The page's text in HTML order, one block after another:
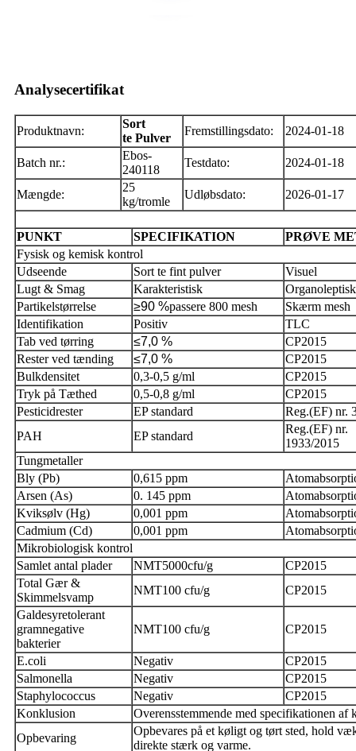
Analysecertifikat
Produktnavn:
Sort
te Pulver
Fremstillingsdato: 2024-01-18
Batch nr.:
Ebos-
240118
Testdato: 2024-01-18
Mængde:
25
kg/tromle
Udløbsdato: 2026-01-17
PUNKT SPECIFIKATION PRØVE
Fysisk og kemisk kontrol
Udseende
Sort te fint pulver
Visuel
Lugt & Smag
Karakteristisk
Organoleptisk
Partikelstørrelse
≥90 %passere 800 mesh
Skærm mesh
Identifikation
Positiv
TLC
Tab ved tørring
≤7,0 %
CP2015
Rester ved tænding
≤7,0 %
CP2015
Bulkdensitet
0,3-0,5 g/ml
CP2015
Tryk på Tæthed
0,5-0,8 g/ml
CP2015
Pesticidrester
EP standard
Reg.(EF) nr.
PAH
EP standard
Reg.(EF) nr.
1933/2015
Tungmetaller
Bly (Pb)
0,615 ppm
Arsen (As)
0. 145 ppm
Kviksølv (Hg)
0,001 ppm
Cadmium (Cd)
0,001 ppm
Mikrobiologisk kontrol
Samlet antal plader
NMT5000cfu/g
CP2015
Total Gær &
Skimmelsvamp
NMT100 cfu/g
CP2015
Galdesyretolerant
gramnegative
bakterier
NMT100 cfu/g CP2015
E.coli Negativ
CP2015
Salmonella
Negativ
CP2015
Staphylococcus
Negativ
CP2015
Konklusion
Overensstemmende med specifikationen af
Opbevaring
Opbevares på et køligt og tørt sted, hold
direkte stærk og varme.